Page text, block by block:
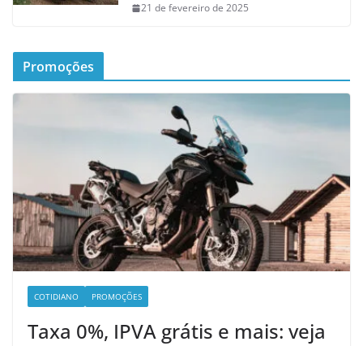
21 de fevereiro de 2025
Promoções
COTIDIANO PROMOÇÕES
Taxa 0%, IPVA grátis e mais: veja